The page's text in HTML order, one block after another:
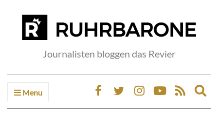
Journalisten bloggen das Revier
Menu